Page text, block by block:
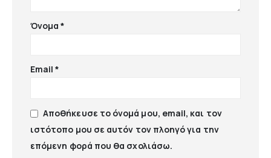
Όνομα*
Email*
Αποθήκευσε το όνομά μου, email, και τον
ιστότοπο μου σε αυτόν τον πλοηγό για την
επόμενη φορά που θα σχολιάσω.